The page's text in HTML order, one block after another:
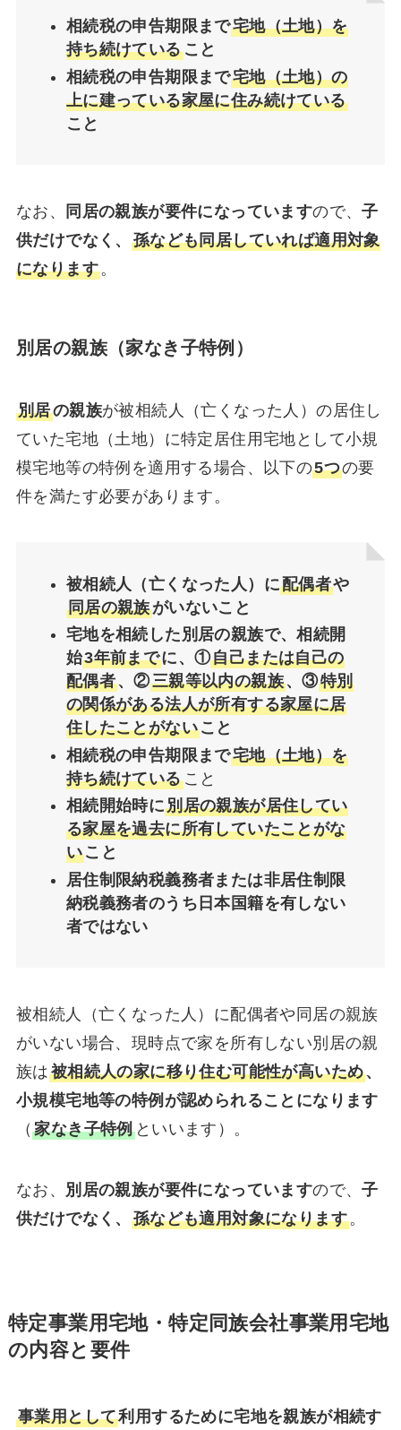
相続税の申告期限まで宅地（土地）を
持ち続けていること
相続税の申告期限まで宅地（土地）の
上に建っている家屋に住み続けている
こと
なお、 同居の親族が要件になっていますので、子
供だけでなく、 孫なども同居していれば適用対象
になります。
別居の親族（家なき子特例）
別居の親族が被相続人（亡くなった人）の居住し
ていた宅地（土地）に特定居住用宅地として小規
模宅地等の特例を適用する場合、以下の5つの要
件を満たす必要があります。
被相続人（亡くなった人）に配偶者や
同居の親族がいないこと
宅地を相続した別居の親族で、相続開
始3年前までに、①自己または自己の
配偶者、②三親等以内の親族 、③特別
の関係がある法人が所有する家屋に居
住したことがないこと
相続税の申告期限まで宅地（土地）を
持ち続けていること
相続開始時に別居の親族が居住してい
る家屋を過去に所有していたことがな
いこと
居住制限納税義務者または非居住制限
納税義務者のうち日本国籍を有しない
者ではない
被相続人（亡くなった人）に配偶者や同居の親族
がいない場合、現時点で家を所有しない別居の親
族は被相続人の家に移り住む可能性が高いため、
小規模宅地等の特例が認められることになります
（家なき子特例といいます）。
なお、 別居の親族が要件になっていますので、子
供だけでなく、 孫なども適用対象になります。
特定事業用宅地・特定同族会社事業用宅地
の内容と要件
事業用として利用するために宅地を親族が相続す